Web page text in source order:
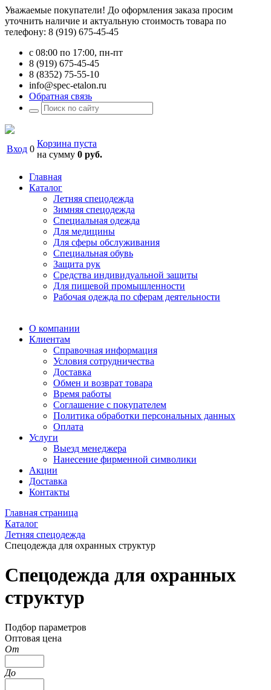
Уважаемые покупатели! До оформления заказа просим
уточнить наличие и актуальную стоимость товара по
телефону: 8 (919) 675-45-45
с 08:00 по 17:00, пн-пт
8 (919) 675-45-45
8 (8352) 75-55-10
info@spec-etalon.ru
Обратная связь
Вход 0
Корзина пуста
на сумму 0 руб.
Главная
Каталог
Летняя спецодежда
Зимняя спецодежда
Специальная одежда
Для медицины
Для сферы обслуживания
Специальная обувь
Защита рук
Средства индивидуальной защиты
Для пищевой промышленности
Рабочая одежда по сферам деятельности
О компании
Клиентам
Справочная информация
Условия сотрудничества
Доставка
Обмен и возврат товара
Время работы
Соглашение с покупателем
Политика обработки персональных данных
Оплата
Услуги
Выезд менеджера
Нанесение фирменной символики
Акции
Доставка
Контакты
Главная страница
Каталог
Летняя спецодежда
Спецодежда для охранных структур
Спецодежда для охранных
структур
Подбор параметров
Оптовая цена
От
До